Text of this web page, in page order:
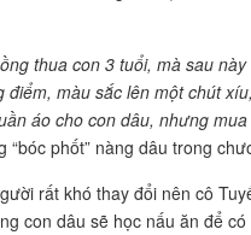
thua con 3 tuổi, mà sau
màu sắc lên một chút
áo cho con dâu, nhưng
“bóc phốt” nàng dâu trong
rất khó thay đổi nên cô
con dâu sẽ học nấu ăn để